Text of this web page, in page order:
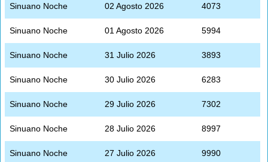
Sinuano Noche 02 Agosto 2026 4073
Sinuano Noche 01 Agosto 2026 5994
Sinuano Noche 31 Julio 2026 3893
Sinuano Noche 30 Julio 2026 6283
Sinuano Noche 29 Julio 2026 7302
Sinuano Noche 28 Julio 2026 8997
Sinuano Noche 27 Julio 2026 9990